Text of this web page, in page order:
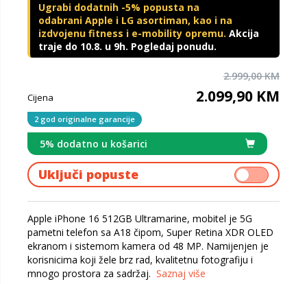
Ugrabi dodatnih -5% popusta na
odabrani Apple i LG asortiman, kao i na
izdvojenu fitness i e-mobility opremu. Akcija
traje do 10.8. u 9h. Pogledaj ponudu.
2.999,00 KM
Cijena 2.099,90 KM
2 god originalne garancije
5% dodatno u košarici
Uključi popuste
Apple iPhone 16 512GB Ultramarine, mobitel je 5G
pametni telefon sa A18 čipom, Super Retina XDR OLED
ekranom i sistemom kamera od 48 MP. Namijenjen je
korisnicima koji žele brz rad, kvalitetnu fotografiju i
mnogo prostora za sadržaj. Saznaj više